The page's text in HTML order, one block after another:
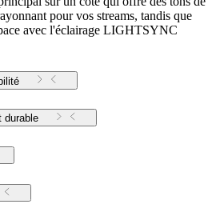
pour vos streams, tandis que
avec l'éclairage LIGHTSYNC
durable